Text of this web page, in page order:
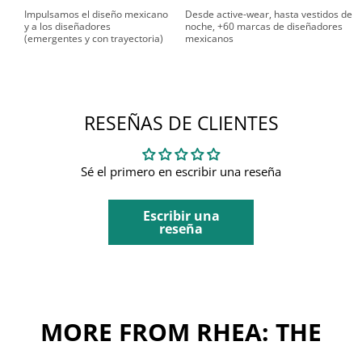
Impulsamos el diseño mexicano
y a los diseñadores
(emergentes y con trayectoria)
Desde active-wear, hasta vestidos de
noche, +60 marcas de diseñadores
mexicanos
RESEÑAS DE CLIENTES
Sé el primero en escribir una reseña
Escribir una
reseña
MORE FROM RHEA: THE